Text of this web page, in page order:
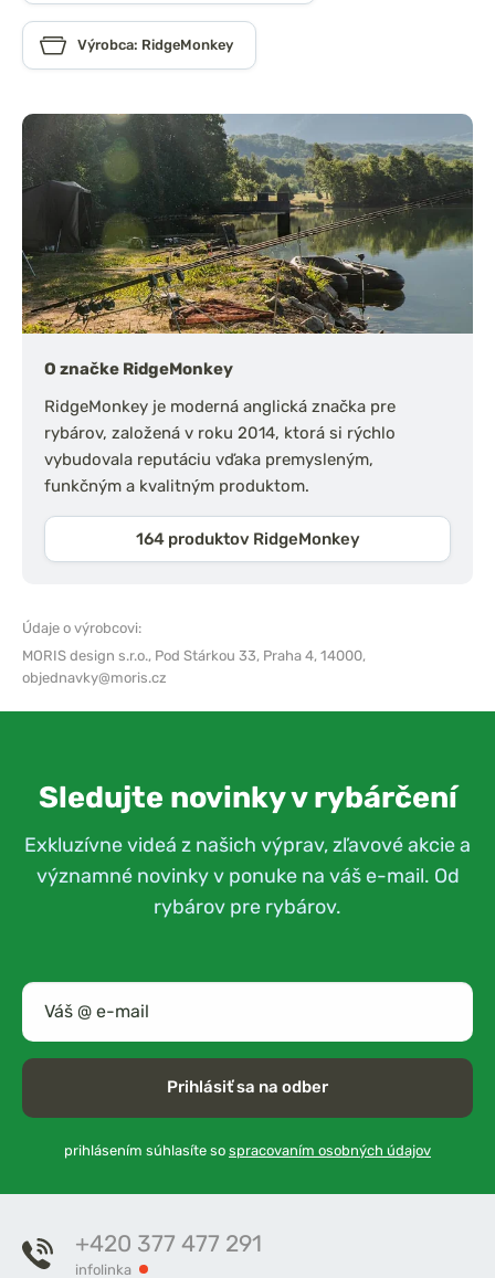
Výrobca: RidgeMonkey
O značke RidgeMonkey
RidgeMonkey je moderná anglická značka pre
rybárov, založená v roku 2014, ktorá si rýchlo
vybudovala reputáciu vďaka premysleným,
funkčným a kvalitným produktom.
164 produktov RidgeMonkey
Údaje o výrobcovi:
MORIS design s.r.o., Pod Stárkou 33, Praha 4, 14000,
objednavky@moris.cz
Sledujte novinky v rybárčení
Exkluzívne videá z našich výprav, zľavové akcie a
významné novinky v ponuke na váš e-mail. Od
rybárov pre rybárov.
Prihlásiť sa na odber
prihlásením súhlasíte so spracovaním osobných údajov
+420 377 477 291
infolinka